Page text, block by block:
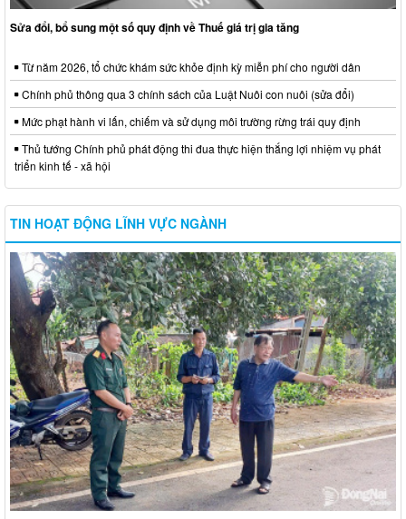
Sửa đổi, bổ sung một số quy định về Thuế giá trị gia tăng
Từ năm 2026, tổ chức khám sức khỏe định kỳ miễn phí cho người dân
Chính phủ thông qua 3 chính sách của Luật Nuôi con nuôi (sửa đổi)
Mức phạt hành vi lấn, chiếm và sử dụng môi trường rừng trái quy định
Thủ tướng Chính phủ phát động thi đua thực hiện thắng lợi nhiệm vụ phát
triển kinh tế - xã hội
TIN HOẠT ĐỘNG LĨNH VỰC NGÀNH